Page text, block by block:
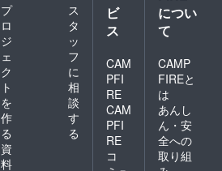
プ
ロ
ジ
ェ
ク
ト
を
作
る
ス
タ
ッ
フ
に
相
談
す
る
資
料
ビ
ス
CAM
PFI
RE
CAM
PFI
RE
コ
につい
て
CAMP
FIREと
は
あんし
ん・安
全への
取り組